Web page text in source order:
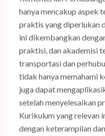
hanya mencakup aspek
praktis yang diperlukan
ini dikembangkan
praktisi, dan akademisi
transportasi dan
tidak hanya memahami
juga dapat
setelah menyelesaikan
Kurikulum yang relevan
dengan keterampilan